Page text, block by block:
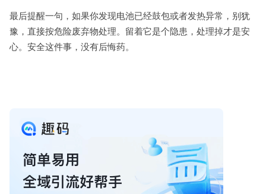
最后提醒一句，如果你发现电池已经鼓包或者发热异常，别犹
豫，直接按危险废弃物处理。留着它是个隐患，处理掉才是安
心。安全这件事，没有后悔药。